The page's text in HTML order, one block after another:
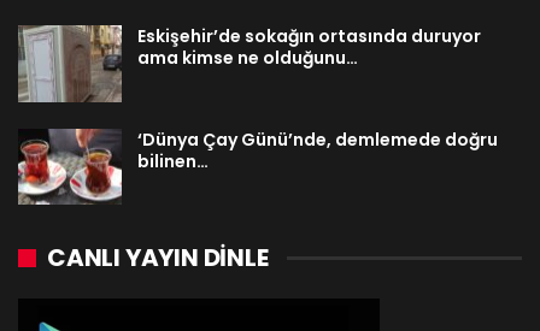
Eskişehir’de sokağın ortasında duruyor
ama kimse ne olduğunu…
‘Dünya Çay Günü’nde, demlemede doğru
bilinen…
CANLI YAYIN DINLE